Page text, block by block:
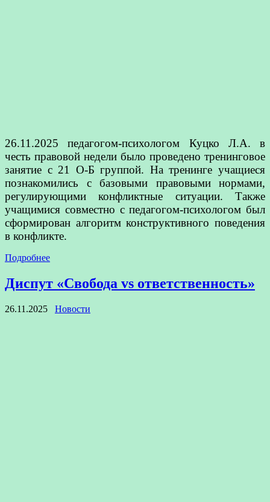
26.11.2025 педагогом-психологом Куцко Л.А. в
честь правовой недели было проведено тренинговое
занятие с 21 О-Б группой. На тренинге учащиеся
познакомились с базовыми правовыми нормами,
регулирующими конфликтные ситуации. Также
учащимися совместно с педагогом-психологом был
сформирован алгоритм конструктивного поведения
в конфликте.
Подробнее
Диспут «Свобода vs ответственность»
26.11.2025 Новости